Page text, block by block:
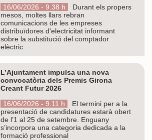
16/06/2026 - 9.38 h
Durant els propers
mesos, moltes llars rebran
comunicacions de les empreses
distribuïdores d'electricitat informant
sobre la substitució del comptador
elèctric
L’Ajuntament impulsa una nova
convocatòria dels Premis Girona
Creant Futur 2026
16/06/2026 - 9.11 h
El termini per a la
presentació de candidatures estarà obert
de l’1 al 25 de setembre. Enguany
s’incorpora una categoria dedicada a la
formació professional